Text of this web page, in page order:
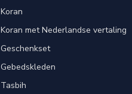
Koran
Koran met Nederlandse vertaling
Geschenkset
Gebedskleden
Tasbih